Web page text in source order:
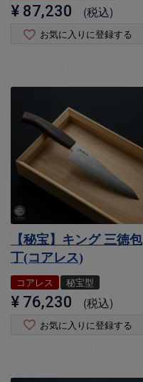
¥ 87,230 税込
お気に入りに登録する
【秘宝】キング 三徳包
丁(コアレス)
コアレス 秘宝型
¥ 76,230 税込
お気に入りに登録する